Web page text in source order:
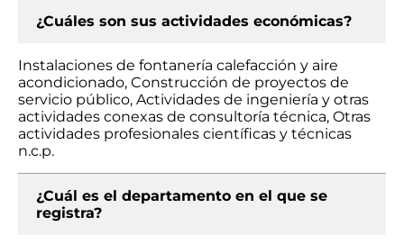
¿Cuáles son sus actividades económicas?
Instalaciones de fontanería calefacción y aire
acondicionado, Construcción de proyectos de
servicio público, Actividades de ingeniería y otras
actividades conexas de consultoría técnica, Otras
actividades profesionales científicas y técnicas
n.c.p.
¿Cuál es el departamento en el que se
registra?